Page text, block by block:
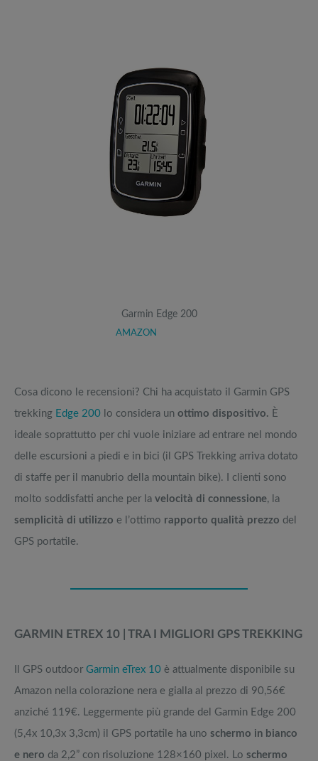
Garmin Edge 200
AMAZON
Cosa dicono le recensioni? Chi ha acquistato il Garmin GPS
trekking Edge 200 lo considera un ottimo dispositivo. È
ideale soprattutto per chi vuole iniziare ad entrare nel mondo
delle escursioni a piedi e in bici (il GPS Trekking arriva dotato
di staffe per il manubrio della mountain bike). I clienti sono
molto soddisfatti anche per la velocità di connessione, la
semplicità di utilizzo e l’ottimo rapporto qualità prezzo del
GPS portatile.
GARMIN ETREX 10 | TRA I MIGLIORI GPS TREKKING
Il GPS outdoor Garmin eTrex 10 è attualmente disponibile su
Amazon nella colorazione nera e gialla al prezzo di 90,56€
anziché 119€. Leggermente più grande del Garmin Edge 200
(5,4x 10,3x 3,3cm) il GPS portatile ha uno schermo in bianco
e nero da 2,2” con risoluzione 128×160 pixel. Lo schermo